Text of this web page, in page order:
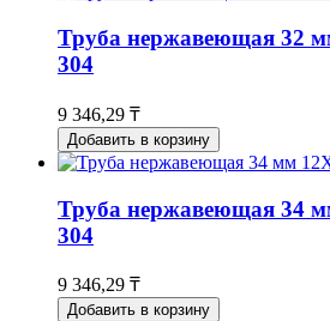
Труба нержавеющая 32
304
9 346,29 ₸
Добавить в корзину
Труба нержавеющая 34
304
9 346,29 ₸
Добавить в корзину